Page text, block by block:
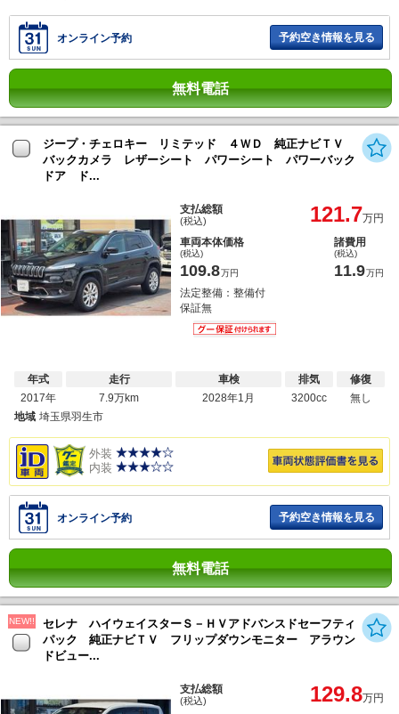
オンライン予約 予約空き情報を見る
無料電話
ジープ・チェロキー リミテッド ４ＷＤ 純正ナビＴＶ
バックカメラ レザーシート パワーシート パワーバック
ドア ド...
支払総額
(税込) 121.7万円
車両本体価格
(税込)
109.8万円
諸費用
(税込)
11.9万円
法定整備：整備付
保証無
年式
2017年
走行
7.9万km
車検
2028年1月
排気
3200cc
修復
無し
地域 埼玉県羽生市
外装
内装
オンライン予約 予約空き情報を見る
無料電話
NEW!!
セレナ ハイウェイスターＳ－ＨＶアドバンスドセーフティ
パック 純正ナビＴＶ フリップダウンモニター アラウン
ドビュー...
支払総額
(税込) 129.8万円